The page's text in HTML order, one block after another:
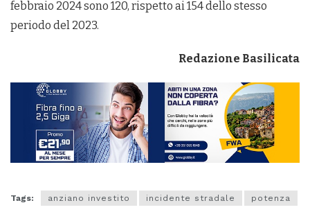
febbraio 2024 sono 120, rispetto ai 154 dello stesso
periodo del 2023.
Redazione Basilicata
Tags: anziano investito incidente stradale potenza